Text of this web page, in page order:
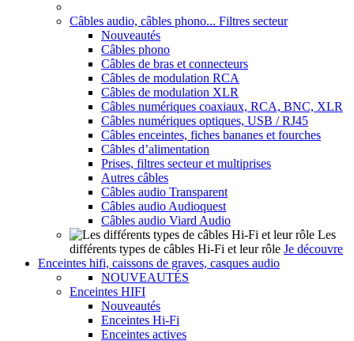
Câbles audio, câbles phono... Filtres secteur
Nouveautés
Câbles phono
Câbles de bras et connecteurs
Câbles de modulation RCA
Câbles de modulation XLR
Câbles numériques coaxiaux, RCA, BNC, XLR
Câbles numériques optiques, USB / RJ45
Câbles enceintes, fiches bananes et fourches
Câbles d’alimentation
Prises, filtres secteur et multiprises
Autres câbles
Câbles audio Transparent
Câbles audio Audioquest
Câbles audio Viard Audio
Les
différents types de câbles Hi-Fi et leur rôle Je découvre
Enceintes hifi, caissons de graves, casques audio
NOUVEAUTÉS
Enceintes HIFI
Nouveautés
Enceintes Hi-Fi
Enceintes actives